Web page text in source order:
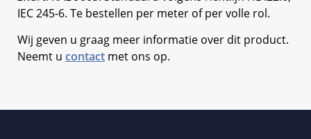
IEC 245-6. Te bestellen per meter of per volle rol.
Wij geven u graag meer informatie over dit product.
Neemt u contact met ons op.